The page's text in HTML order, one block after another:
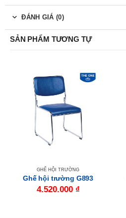
ĐÁNH GIÁ (0)
SẢN PHẨM TƯƠNG TỰ
GHẾ HỘI TRƯỜNG
Ghế hội trường G893
4.520.000 ₫